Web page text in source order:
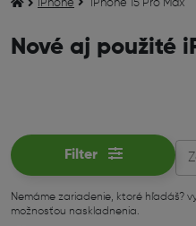
iPhone iPhone 15 Pro Max
Nové aj použité
Filter
Nemáme zariadenie, ktoré hľadáš?
možnosťou naskladnenia.